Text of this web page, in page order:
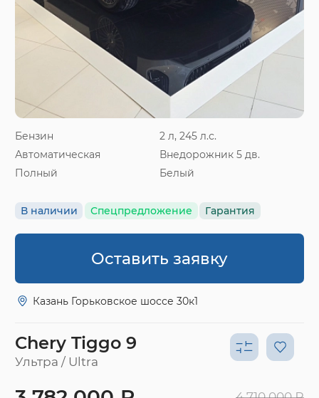
Бензин
2 л, 245 л.с.
Автоматическая
Внедорожник 5 дв.
Полный
Белый
В наличии Спецпредложение Гарантия
Оставить заявку
Казань Горьковское шоссе 30к1
Chery Tiggo 9
Ультра / Ultra